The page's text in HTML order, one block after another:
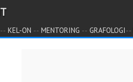
-- KEL-ON -- MENTORING -- GRAFOLOGI--